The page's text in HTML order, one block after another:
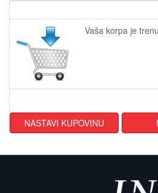
Vaša korpa je
NASTAVI KUPOVINU